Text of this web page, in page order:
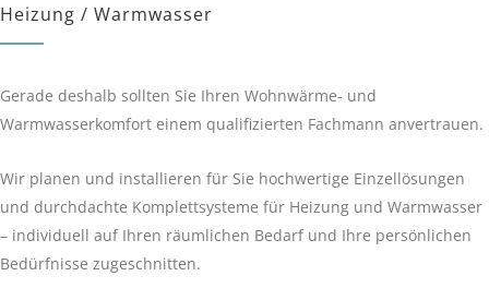
Heizung / Warmwasser
Gerade deshalb sollten Sie Ihren Wohnwärme- und
Warmwasserkomfort einem qualifizierten Fachmann anvertrauen.
Wir planen und installieren für Sie hochwertige Einzellösungen
und durchdachte Komplettsysteme für Heizung und Warmwasser
– individuell auf Ihren räumlichen Bedarf und Ihre persönlichen
Bedürfnisse zugeschnitten.